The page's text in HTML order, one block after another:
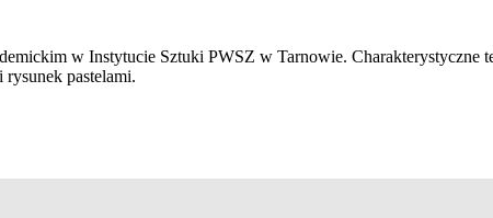
w Instytucie Sztuki PWSZ w Tarnowie. Charakterystyczne
rysunek pastelami.